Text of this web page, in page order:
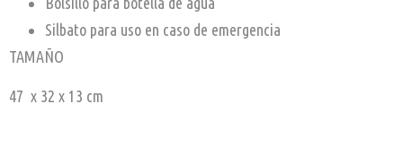
Silbato para uso en caso de emergencia
TAMAÑO
47 x 32 x 13 cm